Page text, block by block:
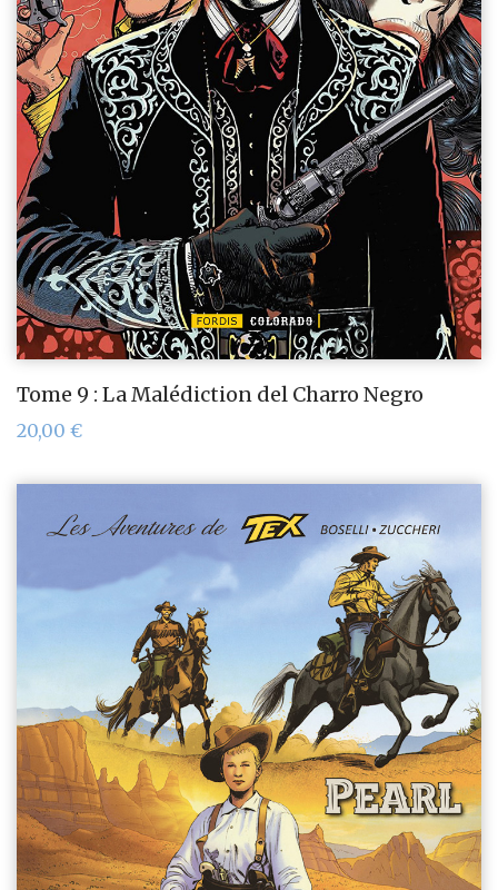
Tome 9 : La Malédiction del Charro Negro
20,00 €